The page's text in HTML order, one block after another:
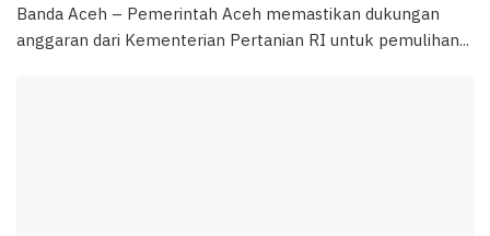
Banda Aceh – Pemerintah Aceh memastikan dukungan
anggaran dari Kementerian Pertanian RI untuk pemulihan...